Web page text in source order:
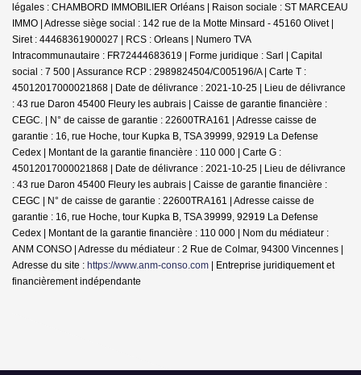
légales : CHAMBORD IMMOBILIER Orléans | Raison sociale : ST MARCEAU
IMMO | Adresse siège social : 142 rue de la Motte Minsard - 45160 Olivet |
Siret : 44468361900027 | RCS : Orleans | Numero TVA
Intracommunautaire : FR72444683619 | Forme juridique : Sarl | Capital
social : 7 500 | Assurance RCP : 2989824504/C005196/A | Carte T :
45012017000021868 | Date de délivrance : 2021-10-25 | Lieu de délivrance
: 43 rue Daron 45400 Fleury les aubrais | Caisse de garantie financière :
CEGC. | N° de caisse de garantie : 22600TRA161 | Adresse caisse de
garantie : 16, rue Hoche, tour Kupka B, TSA 39999, 92919 La Defense
Cedex | Montant de la garantie financière : 110 000 | Carte G :
45012017000021868 | Date de délivrance : 2021-10-25 | Lieu de délivrance
: 43 rue Daron 45400 Fleury les aubrais | Caisse de garantie financière :
CEGC | N° de caisse de garantie : 22600TRA161 | Adresse caisse de
garantie : 16, rue Hoche, tour Kupka B, TSA 39999, 92919 La Defense
Cedex | Montant de la garantie financière : 110 000 | Nom du médiateur :
ANM CONSO | Adresse du médiateur : 2 Rue de Colmar, 94300 Vincennes |
Adresse du site : https://www.anm-conso.com | Entreprise juridiquement et
financièrement indépendante